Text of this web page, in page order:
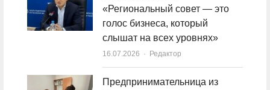
«Региональный совет — это
голос бизнеса, который
слышат на всех уровнях»
16.07.2026 Author
Редактор
Предпринимательница из